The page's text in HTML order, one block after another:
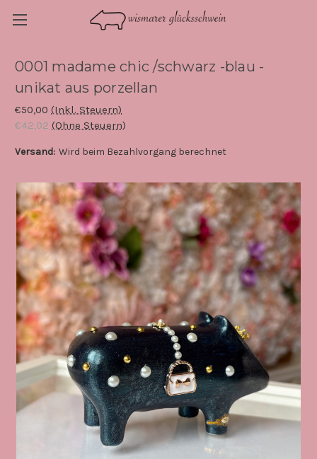
0001 madame chic /schwarz -blau -
unikat aus porzellan
€50,00 (Inkl. Steuern)
€42,02 (Ohne Steuern)
Versand: Wird beim Bezahlvorgang berechnet